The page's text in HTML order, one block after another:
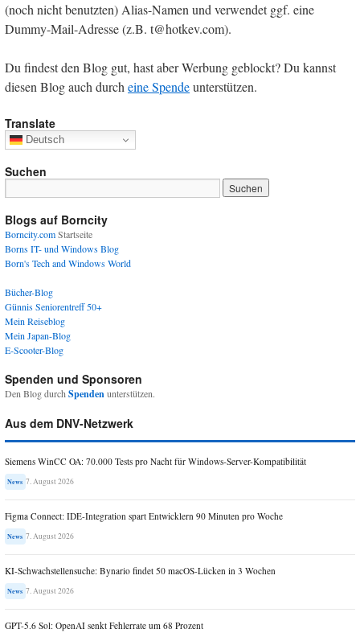
(noch nicht benutzten) Alias-Namen und verwendet ggf. eine
Dummy-Mail-Adresse (z.B. t@hotkev.com).
Du findest den Blog gut, hast aber Werbung geblockt? Du kannst
diesen Blog auch durch eine Spendeunterstützen.
Translate
Deutsch
Suchen
Blogs auf Borncity
Borncity.comStartseite
Borns IT- und Windows Blog
Born's Tech and Windows World
Bücher-Blog
Günnis Seniorentreff 50+
Mein Reiseblog
Mein Japan-Blog
E-Scooter-Blog
Spenden und Sponsoren
Den Blog durch Spendenunterstützen.
Aus dem DNV-Netzwerk
Siemens WinCC OA: 70.000 Tests pro Nacht für Windows-Server-Kompatibilität
News 7. August 2026
Figma Connect: IDE-Integration spart Entwicklern 90 Minuten pro Woche
News 7. August 2026
KI-Schwachstellensuche: Bynario findet 50 macOS-Lücken in 3 Wochen
News 7. August 2026
GPT-5.6 Sol: OpenAI senkt Fehlerrate um 68 Prozent